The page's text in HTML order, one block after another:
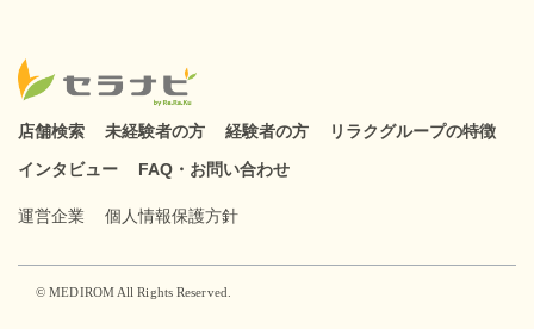
店舗検索 未経験者の方 経験者の方
リラクグループの特徴
インタビュー
FAQ・お問い合わせ
運営企業 個人情報保護方針
© MEDIROM All Rights Reserved.